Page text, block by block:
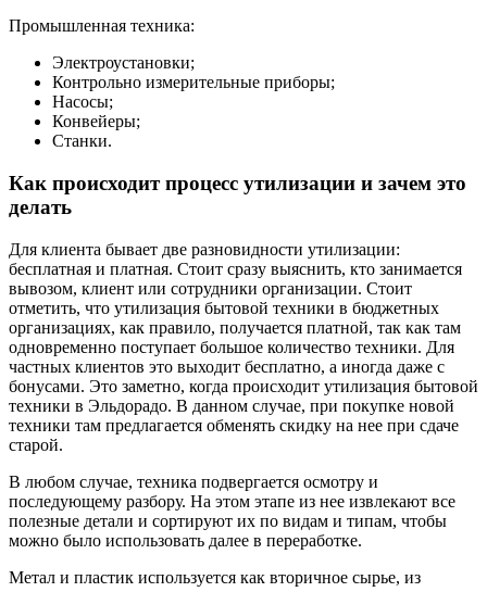
Промышленная техника:
Электроустановки;
Контрольно измерительные приборы;
Насосы;
Конвейеры;
Станки.
Как происходит процесс утилизации и зачем это
делать
Для клиента бывает две разновидности утилизации:
бесплатная и платная. Стоит сразу выяснить, кто занимается
вывозом, клиент или сотрудники организации. Стоит
отметить, что утилизация бытовой техники в бюджетных
организациях, как правило, получается платной, так как там
одновременно поступает большое количество техники. Для
частных клиентов это выходит бесплатно, а иногда даже с
бонусами. Это заметно, когда происходит утилизация бытовой
техники в Эльдорадо. В данном случае, при покупке новой
техники там предлагается обменять скидку на нее при сдаче
старой.
В любом случае, техника подвергается осмотру и
последующему разбору. На этом этапе из нее извлекают все
полезные детали и сортируют их по видам и типам, чтобы
можно было использовать далее в переработке.
Метал и пластик используется как вторичное сырье, из